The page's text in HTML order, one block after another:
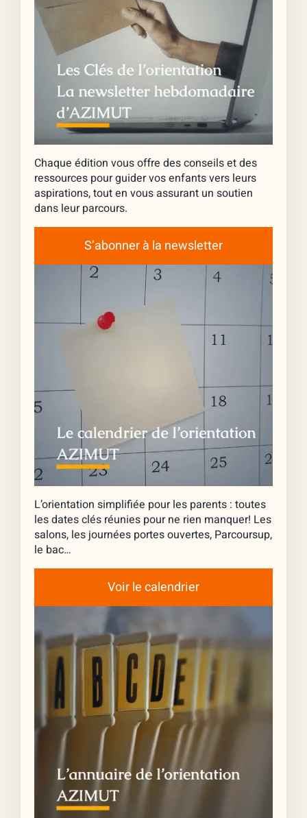
Chaque édition vous offre des conseils et des
ressources pour guider vos enfants vers leurs
aspirations, tout en vous assurant un soutien
dans leur parcours.
S’abonner à la newsletter
L’orientation simplifiée pour les parents : toutes
les dates clés réunies pour ne rien manquer! Les
salons, les journées portes ouvertes, Parcoursup,
le bac…
Voir le calendrier